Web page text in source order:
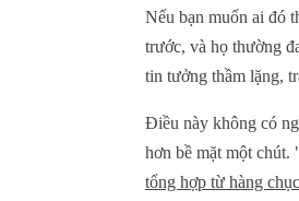
Nếu bạn muốn ai đó
trước, và họ thường
tin tưởng thầm lặng,
Điều này không có
hơn bề mặt một
tổng hợp từ hàng